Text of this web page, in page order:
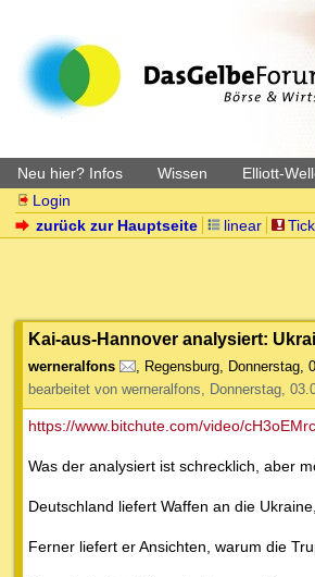
Neu hier? Infos Wissen Elliott-
Login
zurück zur Hauptseite
linear
Kai-aus-Hannover analysiert:
werneralfons , Regensburg, Donnerstag,
bearbeitet von werneralfons, Donnerstag,
https://www.bitchute.com/video/
Was der analysiert ist schrecklich, aber
Deutschland liefert Waffen an die
Ferner liefert er Ansichten, warum die